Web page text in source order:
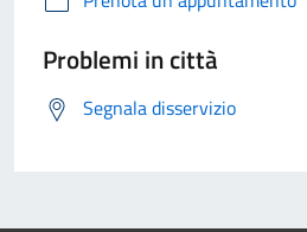
Problemi in città
Segnala disservizio